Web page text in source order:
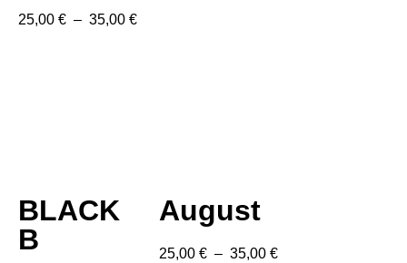
25,00 € – 35,00 €
BLACK
B
August
25,00 € – 35,00 €